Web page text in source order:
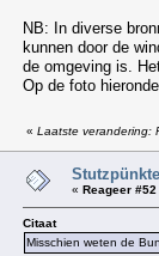
NB: In diverse
kunnen door de
de omgeving is.
Op de foto
« Laatste verandering:
« Reageer
Citaat
Misschien weten de